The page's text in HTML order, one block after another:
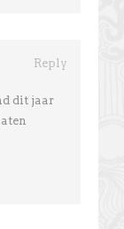
Reply
dit jaar